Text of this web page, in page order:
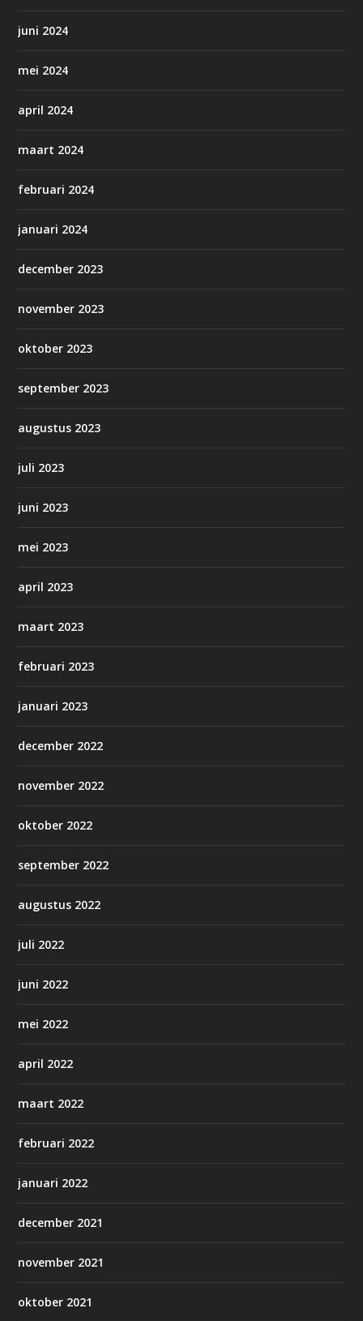
juni 2024
mei 2024
april 2024
maart 2024
februari 2024
januari 2024
december 2023
november 2023
oktober 2023
september 2023
augustus 2023
juli 2023
juni 2023
mei 2023
april 2023
maart 2023
februari 2023
januari 2023
december 2022
november 2022
oktober 2022
september 2022
augustus 2022
juli 2022
juni 2022
mei 2022
april 2022
maart 2022
februari 2022
januari 2022
december 2021
november 2021
oktober 2021